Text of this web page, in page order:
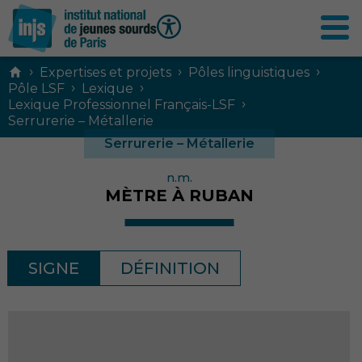
Contenu
principal
› Expertises et projets › Pôles linguistiques ›
Pôle LSF › Lexique ›
Lexique Professionnel Français-LSF ›
Serrurerie – Métallerie
Serrurerie – Métallerie
n.m.
MÈTRE À RUBAN
SIGNE DÉFINITION